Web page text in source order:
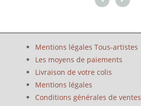
Mentions légales Tous-artistes
Les moyens de paiements
Livraison de votre colis
Mentions légales
Conditions générales de ventes